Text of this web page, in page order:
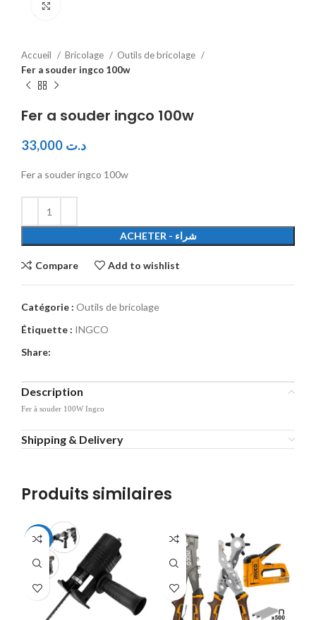
Accueil Bricolage
Outils de bricolage
Fer a souder ingco 100w
Fer a souder ingco 100w
د.ت
Fer a souder ingco 100w
ACHETER - شراء
Compare Add to wishlist
Catégorie : Outils de bricolage
Étiquette : INGCO
Share:
Description
Fer à souder 100W Ingco
Shipping & Delivery
Produits similaires
-44%